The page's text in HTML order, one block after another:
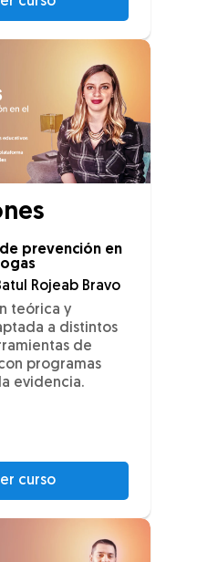
prevención en
Rojeab Bravo
teórica y
a distintos
de
programas
evidencia.
curso